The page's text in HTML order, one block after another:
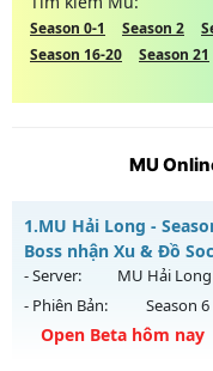
Season 0-1 Season 2
Season 16-20
Season 21
MU
1.MU Hải Long -
Boss nhận Xu & Đồ
- Server: MU Hải Long
- Phiên Bản:
Season 6
Open Beta hôm nay